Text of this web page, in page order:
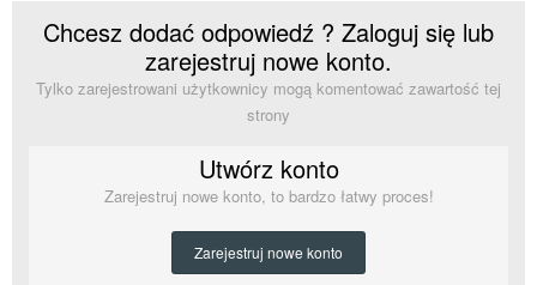
Chcesz dodać odpowiedź ? Zaloguj się lub
zarejestruj nowe konto.
Tylko zarejestrowani użytkownicy mogą komentować zawartość tej
strony
Utwórz konto
Zarejestruj nowe konto, to bardzo łatwy proces!
Zarejestruj nowe konto